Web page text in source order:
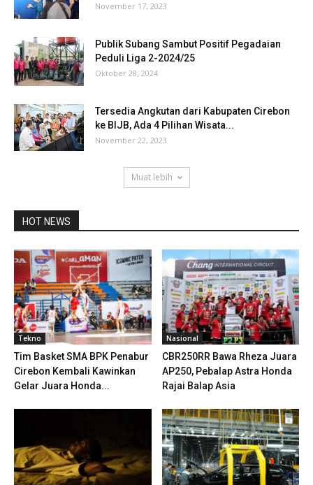
November 17, 2023
Publik Subang Sambut Positif Pegadaian
Peduli Liga 2-2024/25
Oktober 28, 2024
Tersedia Angkutan dari Kabupaten Cirebon
ke BIJB, Ada 4 Pilihan Wisata...
November 22, 2023
Muat lebih
HOT NEWS
Tekno
Tim Basket SMA BPK Penabur
Cirebon Kembali Kawinkan
Gelar Juara Honda...
Nasional
CBR250RR Bawa Rheza Juara
AP250, Pebalap Astra Honda
Rajai Balap Asia